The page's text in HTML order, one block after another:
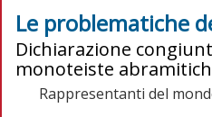
Le problematiche
Dichiarazione
monoteiste
Rappresentanti del